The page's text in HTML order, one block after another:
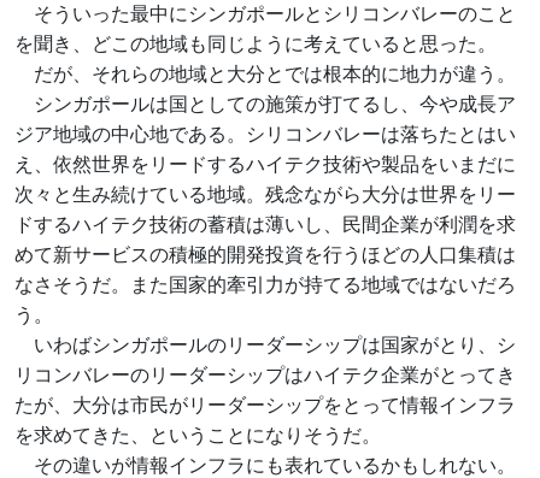
そういった最中にシンガポールとシリコンバレーのこと
を聞き、どこの地域も同じように考えていると思った。
だが、それらの地域と大分とでは根本的に地力が違う。
シンガポールは国としての施策が打てるし、今や成長ア
ジア地域の中心地である。シリコンバレーは落ちたとはい
え、依然世界をリードするハイテク技術や製品をいまだに
次々と生み続けている地域。残念ながら大分は世界をリー
ドするハイテク技術の蓄積は薄いし、民間企業が利潤を求
めて新サービスの積極的開発投資を行うほどの人口集積は
なさそうだ。また国家的牽引力が持てる地域ではないだろ
う。
いわばシンガポールのリーダーシップは国家がとり、シ
リコンバレーのリーダーシップはハイテク企業がとってき
たが、大分は市民がリーダーシップをとって情報インフラ
を求めてきた、ということになりそうだ。
その違いが情報インフラにも表れているかもしれない。